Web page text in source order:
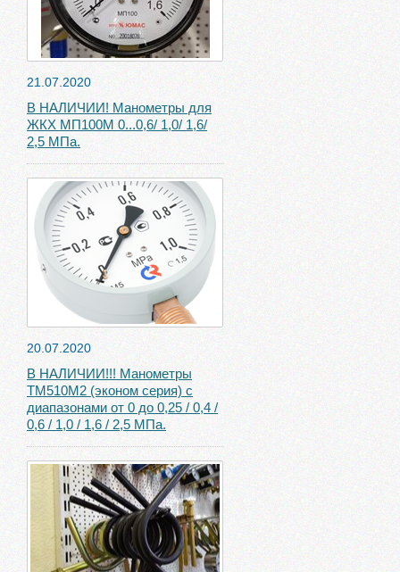
21.07.2020
В НАЛИЧИИ! Манометры для
ЖКХ МП100М 0...0,6/ 1,0/ 1,6/
2,5 МПа.
20.07.2020
В НАЛИЧИИ!!! Манометры
ТМ510М2 (эконом серия) с
диапазонами от 0 до 0,25 / 0,4 /
0,6 / 1,0 / 1,6 / 2,5 МПа.